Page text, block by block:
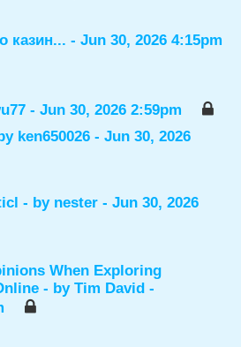
казин... - Jun 30, 2026 4:15pm
- Jun 30, 2026 2:59pm
ken650026 - Jun 30, 2026
- by nester - Jun 30, 2026
When Exploring
- by Tim David -